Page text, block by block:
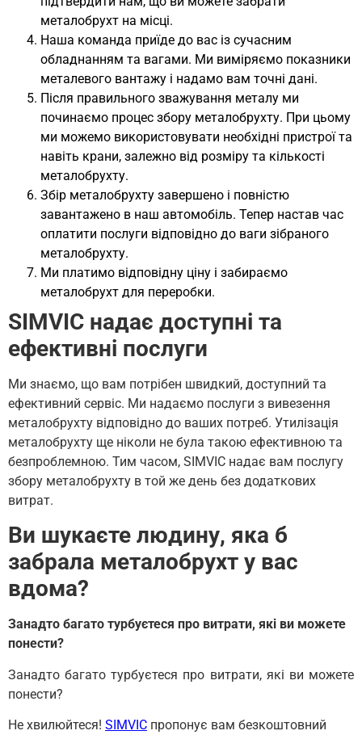
металобрухт на місці.
Наша команда приїде до вас із сучасним
обладнанням та вагами. Ми виміряємо показники
металевого вантажу і надамо вам точні дані.
Після правильного зважування металу ми
починаємо процес збору металобрухту. При цьому
ми можемо використовувати необхідні пристрої та
навіть крани, залежно від розміру та кількості
металобрухту.
Збір металобрухту завершено і повністю
завантажено в наш автомобіль. Тепер настав час
оплатити послуги відповідно до ваги зібраного
металобрухту.
Ми платимо відповідну ціну і забираємо
металобрухт для переробки.
SIMVIC надає доступні та
ефективні послуги
Ми знаємо, що вам потрібен швидкий, доступний та
ефективний сервіс. Ми надаємо послуги з вивезення
металобрухту відповідно до ваших потреб. Утилізація
металобрухту ще ніколи не була такою ефективною та
безпроблемною. Тим часом, SIMVIC надає вам послугу
збору металобрухту в той же день без додаткових
витрат.
Ви шукаєте людину, яка б
забрала металобрухт у вас
вдома?
Занадто багато турбуєтеся про витрати, які ви можете
понести?
Занадто багато турбуєтеся про витрати, які ви можете
понести?
Не хвилюйтеся! SIMVIC пропонує вам безкоштовний